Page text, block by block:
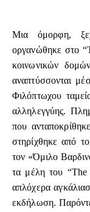
Μια όμορφη,
οργανώθηκε στο
κοινωνικών
αναπτύσσονται
Φιλόπτωχου
αλληλεγγύης.
που
στηρίχθηκε από
τον «Όμιλο
τα μέλη του
απλόχερα
εκδήλωση.